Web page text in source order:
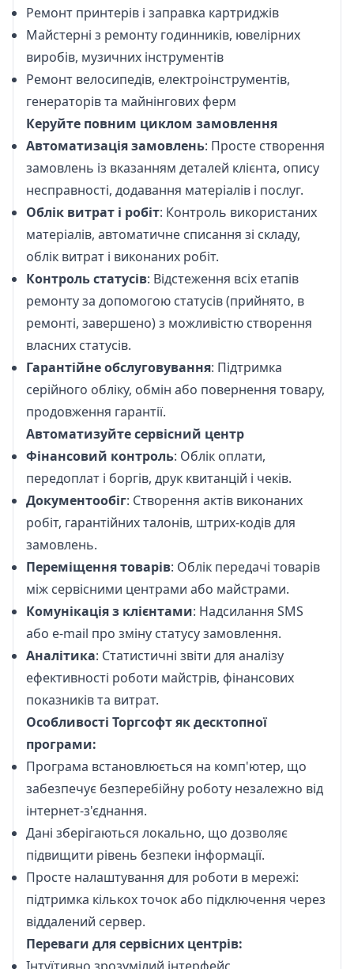
Ремонт принтерів і заправка картриджів
Майстерні з ремонту годинників, ювелірних
виробів, музичних інструментів
Ремонт велосипедів, електроінструментів,
генераторів та майнінгових ферм
Керуйте повним циклом замовлення
Автоматизація замовлень: Просте створення
замовлень із вказанням деталей клієнта, опису
несправності, додавання матеріалів і послуг.
Облік витрат і робіт: Контроль використаних
матеріалів, автоматичне списання зі складу,
облік витрат і виконаних робіт.
Контроль статусів: Відстеження всіх етапів
ремонту за допомогою статусів (прийнято, в
ремонті, завершено) з можливістю створення
власних статусів.
Гарантійне обслуговування: Підтримка
серійного обліку, обмін або повернення товару,
продовження гарантії.
Автоматизуйте сервісний центр
Фінансовий контроль: Облік оплати,
передоплат і боргів, друк квитанцій і чеків.
Документообіг: Створення актів виконаних
робіт, гарантійних талонів, штрих-кодів для
замовлень.
Переміщення товарів: Облік передачі товарів
між сервісними центрами або майстрами.
Комунікація з клієнтами: Надсилання SMS
або e-mail про зміну статусу замовлення.
Аналітика: Статистичні звіти для аналізу
ефективності роботи майстрів, фінансових
показників та витрат.
Особливості Торгсофт як десктопної
програми:
Програма встановлюється на комп'ютер, що
забезпечує безперебійну роботу незалежно від
інтернет-з'єднання.
Дані зберігаються локально, що дозволяє
підвищити рівень безпеки інформації.
Просте налаштування для роботи в мережі:
підтримка кількох точок або підключення через
віддалений сервер.
Переваги для сервісних центрів: